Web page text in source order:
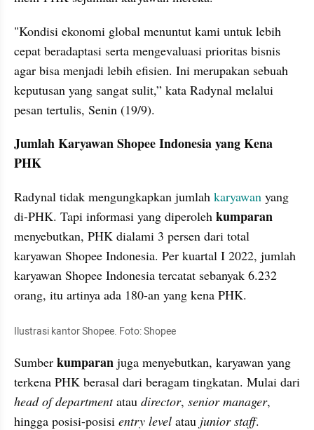
"Kondisi ekonomi global menuntut kami untuk lebih
cepat beradaptasi serta mengevaluasi prioritas bisnis
agar bisa menjadi lebih efisien. Ini merupakan sebuah
keputusan yang sangat sulit,” kata Radynal melalui
pesan tertulis, Senin (19/9).
Jumlah Karyawan Shopee Indonesia yang Kena
PHK
Radynal tidak mengungkapkan jumlah karyawan yang
di-PHK. Tapi informasi yang diperoleh kumparan
menyebutkan, PHK dialami 3 persen dari total
karyawan Shopee Indonesia. Per kuartal I 2022, jumlah
karyawan Shopee Indonesia tercatat sebanyak 6.232
orang, itu artinya ada 180-an yang kena PHK.
Ilustrasi kantor Shopee. Foto: Shopee
Sumber kumparan juga menyebutkan, karyawan yang
head of department atau director, senior manager,
hingga posisi-posisi entry level atau junior staff.